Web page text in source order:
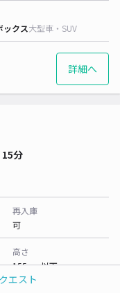
エスト
ックス大型車・SUV
詳細へ
分
再入庫
可
高さ
155cm 以下